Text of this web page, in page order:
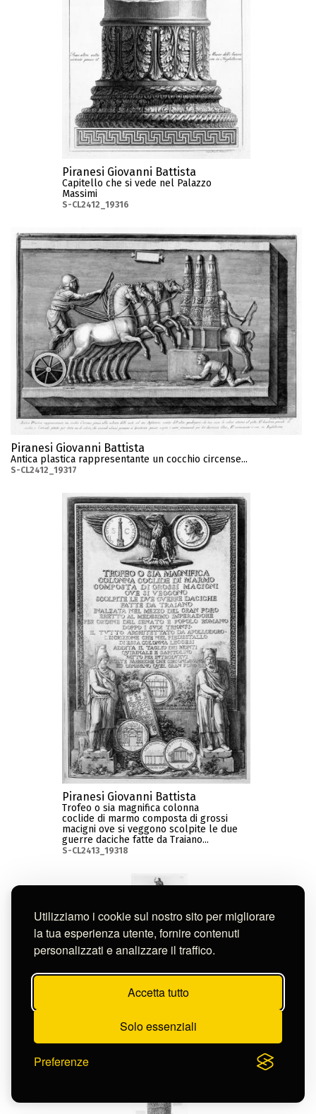
Utilizziamo i cookie sul nostro sito per migliorare
la tua esperienza utente, fornire contenuti
personalizzati e analizzare il traffico.
Accetta tutto
Solo essenziali
Preferenze
Piranesi Giovanni Battista
Capitello che si vede nel Palazzo
Massimi
S-CL2412_19316
Piranesi Giovanni Battista
Antica plastica rappresentante un cocchio circense...
S-CL2412_19317
Piranesi Giovanni Battista
Trofeo o sia magnifica colonna
coclide di marmo composta di grossi
macigni ove si veggono scolpite le due
guerre daciche fatte da Traiano...
S-CL2413_19318